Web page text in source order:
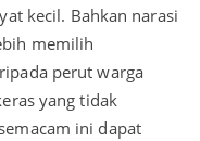
kecil. Bahkan narasi
memilih
perut warga
yang tidak
ini dapat